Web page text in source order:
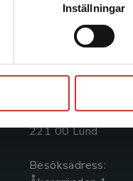
Inställningar
Kontakta oss
Kontakta oss
046-31 20 00
Box 141
221 00 Lund
Besöksadress: